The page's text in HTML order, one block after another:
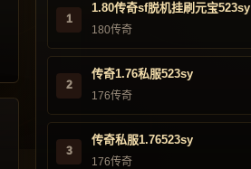
1
1.80传奇sf脱机挂刷元宝523sy
180传奇
2
传奇1.76私服523sy
176传奇
3
传奇私服1.76523sy
176传奇